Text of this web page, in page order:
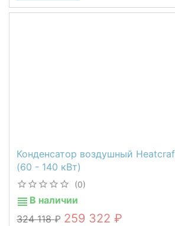
Конденсатор воздушный
(60 - 140 кВт)
(0)
В наличии
324 118
259 322